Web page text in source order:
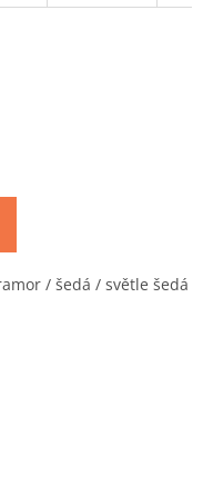
/ šedá / světle šedá